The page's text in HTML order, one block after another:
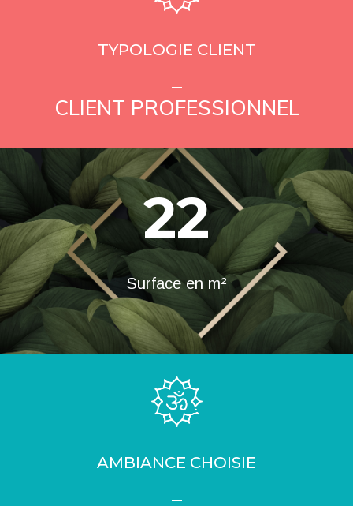
TYPOLOGIE CLIENT
CLIENT PROFESSIONNEL
22
Surface en m²
AMBIANCE CHOISIE